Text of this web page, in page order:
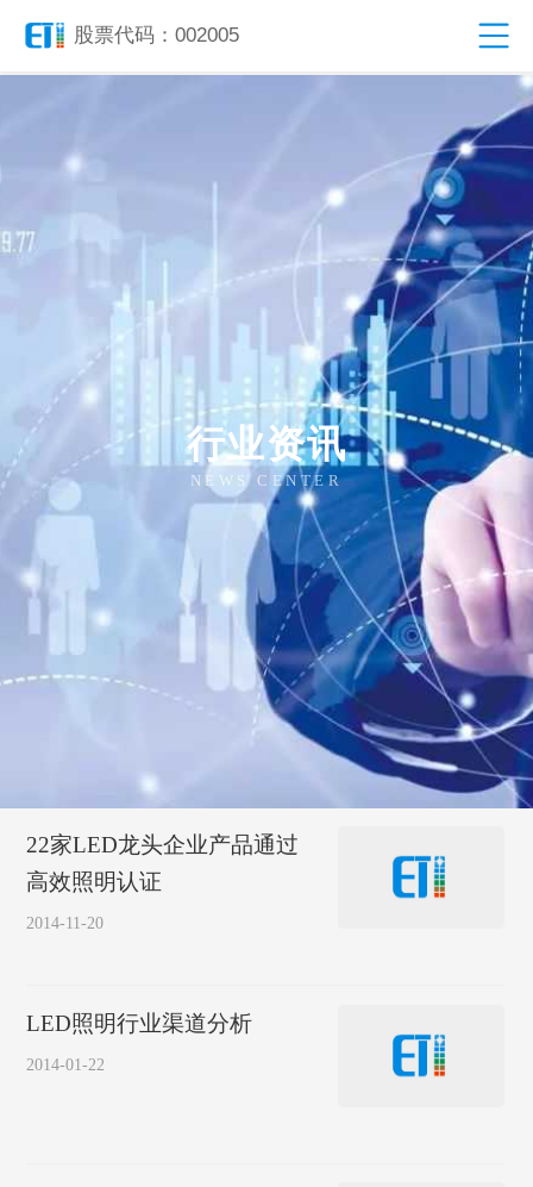
股票代码：002005
行业资讯
NEWS CENTER
22家LED龙头企业产品通过
高效照明认证
2014-11-20
LED照明行业渠道分析
2014-01-22